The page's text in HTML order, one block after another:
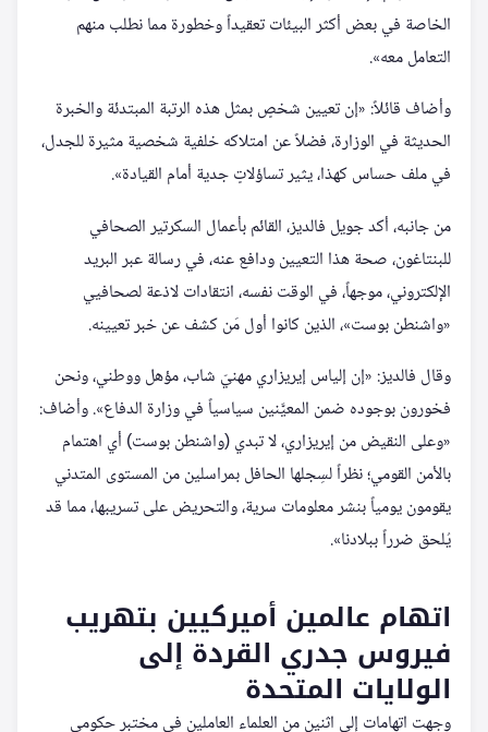
الخاصة في بعض أكثر البيئات تعقيداً وخطورة مما نطلب منهم
التعامل معه».
وأضاف قائلاً: «إن تعيين شخصٍ بمثل هذه الرتبة المبتدئة والخبرة
الحديثة في الوزارة، فضلاً عن امتلاكه خلفية شخصية مثيرة للجدل،
في ملف حساس كهذا، يثير تساؤلاتٍ جدية أمام القيادة».
من جانبه، أكد جويل فالديز، القائم بأعمال السكرتير الصحافي
للبنتاغون، صحة هذا التعيين ودافع عنه، في رسالة عبر البريد
الإلكتروني، موجهاً، في الوقت نفسه، انتقادات لاذعة لصحافيي
«واشنطن بوست»، الذين كانوا أول مَن كشف عن خبر تعيينه.
وقال فالديز: «إن إلياس إيريزاري مهنيّ شاب، مؤهل ووطني، ونحن
فخورون بوجوده ضمن المعيَّنين سياسياً في وزارة الدفاع». وأضاف:
«وعلى النقيض من إيريزاري، لا تبدي (واشنطن بوست) أي اهتمام
بالأمن القومي؛ نظراً لسِجلها الحافل بمراسلين من المستوى المتدني
يقومون يومياً بنشر معلومات سرية، والتحريض على تسريبها، مما قد
يُلحق ضرراً ببلادنا».
اتهام عالمين أميركيين بتهريب
فيروس جدري القردة إلى
الولايات المتحدة
وجهت اتهامات إلى اثنين من العلماء العاملين في مختبر حكومي